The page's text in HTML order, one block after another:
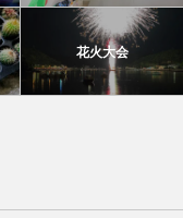
花火大会